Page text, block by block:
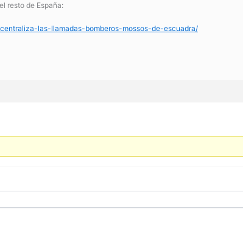
resto de España:
las-llamadas-bomberos-mossos-de-escuadra/